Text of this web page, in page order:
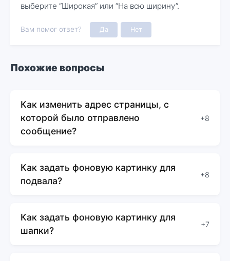
выберите “Широкая” или “На всю ширину”.
Вам помог ответ? Да Нет
Похожие вопросы
Как изменить адрес страницы, с
которой было отправлено
сообщение?
+8
Как задать фоновую картинку для
подвала?
+8
Как задать фоновую картинку для
шапки?
+7